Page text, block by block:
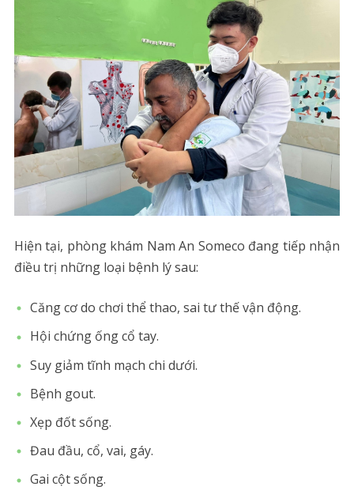
Hiện tại, phòng khám Nam An Someco đang tiếp nhận
điều trị những loại bệnh lý sau:
Căng cơ do chơi thể thao, sai tư thế vận động.
Hội chứng ống cổ tay.
Suy giảm tĩnh mạch chi dưới.
Bệnh gout.
Xẹp đốt sống.
Đau đầu, cổ, vai, gáy.
Gai cột sống.